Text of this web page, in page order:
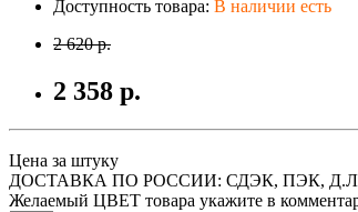
Доступность товара: В наличии есть
2 620 р.
2 358 р.
Цена за штуку
ДОСТАВКА ПО РОССИИ: СДЭК, ПЭК,
Желаемый ЦВЕТ товара укажите в